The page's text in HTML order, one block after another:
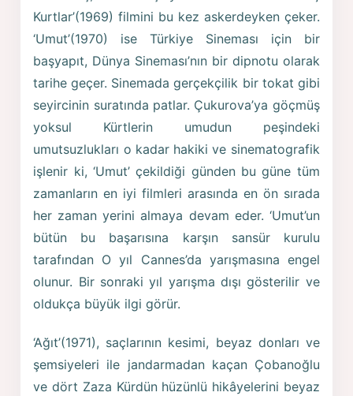
Kurtlar’(1969) filmini bu kez askerdeyken çeker.
‘Umut’(1970) ise Türkiye Sineması için bir
başyapıt, Dünya Sineması’nın bir dipnotu olarak
tarihe geçer. Sinemada gerçekçilik bir tokat gibi
seyircinin suratında patlar. Çukurova’ya göçmüş
yoksul Kürtlerin umudun peşindeki
umutsuzlukları o kadar hakiki ve sinematografik
işlenir ki, ‘Umut’ çekildiği günden bu güne tüm
zamanların en iyi filmleri arasında en ön sırada
her zaman yerini almaya devam eder. ‘Umut’un
bütün bu başarısına karşın sansür kurulu
tarafından O yıl Cannes’da yarışmasına engel
olunur. Bir sonraki yıl yarışma dışı gösterilir ve
oldukça büyük ilgi görür.
‘Ağıt’(1971), saçlarının kesimi, beyaz donları ve
şemsiyeleri ile jandarmadan kaçan Çobanoğlu
ve dört Zaza Kürdün hüzünlü hikâyelerini beyaz